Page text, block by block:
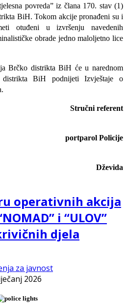
povreda” iz člana 170. stav (1)
BiH. Tokom akcije pronađeni su i
otuđeni u izvršenju navedenih
obrade jedno maloljetno lice
Brčko distrikta BiH će u narednom
BiH podnijeti Izvještaje o
Stručni referent
portparol Policije
Dževida
operativnih akcija
i “ULOV”
djela
za javnost
2026